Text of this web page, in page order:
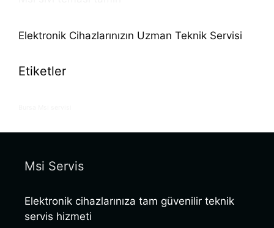
Elektronik Cihazlarınızın Uzman Teknik Servisi
Etiketler
Msi Servis
Elektronik cihazlarınıza tam güvenilir teknik
servis hizmeti